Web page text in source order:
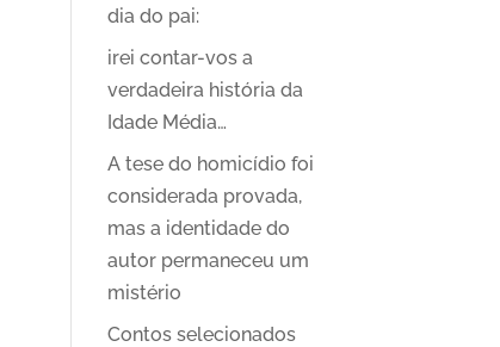
dia do pai:
irei contar-vos a
verdadeira história da
Idade Média…
A tese do homicídio foi
considerada provada,
mas a identidade do
autor permaneceu um
mistério
Contos selecionados